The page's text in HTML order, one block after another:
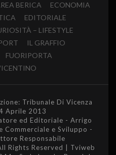
BERICA
ECONOMIA
EDITORIALE
– LIFESTYLE
IL GRAFFIO
FUORIPORTA
Tribunale Di Vicenza
Aprile 2013
ed Editoriale - Arrigo
e Sviluppo -
Responsabile
Rights Reserved | Tviweb